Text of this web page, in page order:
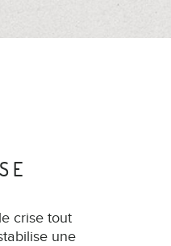
crise tout
une